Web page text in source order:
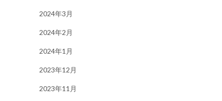
2024年3月
2024年2月
2024年1月
2023年12月
2023年11月